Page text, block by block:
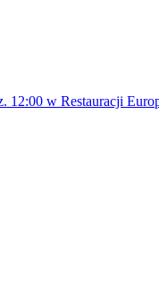
w Restauracji